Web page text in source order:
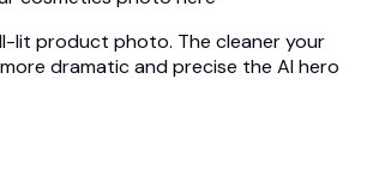
lit product photo. The cleaner your
dramatic and precise the AI hero